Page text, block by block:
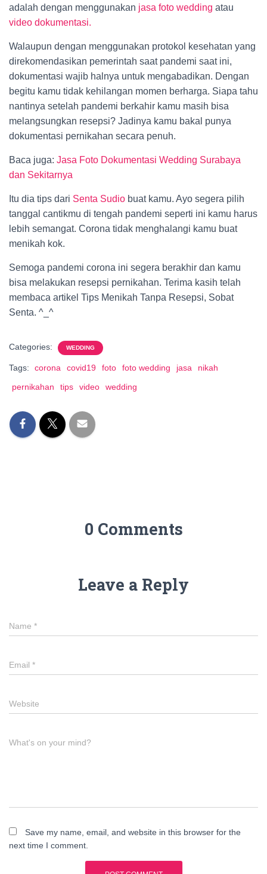
adalah dengan menggunakan jasa foto wedding atau
video dokumentasi.
Walaupun dengan menggunakan protokol kesehatan yang
direkomendasikan pemerintah saat pandemi saat ini,
dokumentasi wajib halnya untuk mengabadikan. Dengan
begitu kamu tidak kehilangan momen berharga. Siapa tahu
nantinya setelah pandemi berkahir kamu masih bisa
melangsungkan resepsi? Jadinya kamu bakal punya
dokumentasi pernikahan secara penuh.
Baca juga: Jasa Foto Dokumentasi Wedding Surabaya
dan Sekitarnya
Itu dia tips dari Senta Sudio buat kamu. Ayo segera pilih
tanggal cantikmu di tengah pandemi seperti ini kamu harus
lebih semangat. Corona tidak menghalangi kamu buat
menikah kok.
Semoga pandemi corona ini segera berakhir dan kamu
bisa melakukan resepsi pernikahan. Terima kasih telah
membaca artikel Tips Menikah Tanpa Resepsi, Sobat
Senta. ^_^
Categories: WEDDING
Tags: corona covid19 foto foto wedding jasa
nikah
pernikahan
tips video wedding
0 Comments
Leave a Reply
Name *
Email *
Website
What's on your mind?
Save my name, email, and website in this browser for the
next time I comment.